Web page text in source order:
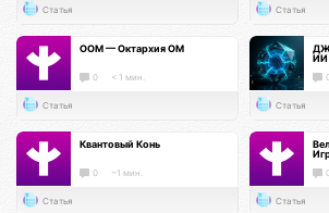
Статья Статья
ООМ — Октархия ОМ
0 < 1 мин.
Статья
ИИ
Статья
Квантовый Конь
0 ~1 мин.
Статья Статья